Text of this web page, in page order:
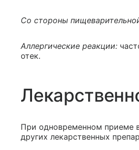
Со стороны
Аллергические реакции:
отек.
При одновременном приеме
других лекарственных